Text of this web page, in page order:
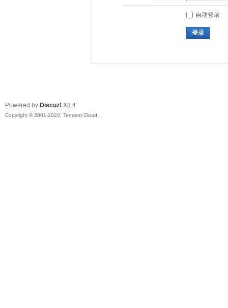
自动登录
登录
Powered by Discuz! X3.4
Copyright © 2001-2020, Tencent Cloud.